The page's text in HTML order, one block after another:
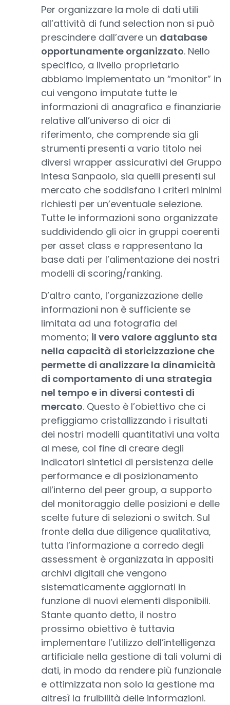
Per organizzare la mole di dati utili
all’attività di fund selection non si può
prescindere dall’avere un database
opportunamente organizzato. Nello
specifico, a livello proprietario
abbiamo implementato un “monitor” in
cui vengono imputate tutte le
informazioni di anagrafica e finanziarie
relative all’universo di oicr di
riferimento, che comprende sia gli
strumenti presenti a vario titolo nei
diversi wrapper assicurativi del Gruppo
Intesa Sanpaolo, sia quelli presenti sul
mercato che soddisfano i criteri minimi
richiesti per un’eventuale selezione.
Tutte le informazioni sono organizzate
suddividendo gli oicr in gruppi coerenti
per asset class e rappresentano la
base dati per l’alimentazione dei nostri
modelli di scoring/ranking.
D’altro canto, l’organizzazione delle
informazioni non è sufficiente se
limitata ad una fotografia del
momento; il vero valore aggiunto sta
nella capacità di storicizzazione che
permette di analizzare la dinamicità
di comportamento di una strategia
nel tempo e in diversi contesti di
mercato. Questo è l’obiettivo che ci
prefiggiamo cristallizzando i risultati
dei nostri modelli quantitativi una volta
al mese, col fine di creare degli
indicatori sintetici di persistenza delle
performance e di posizionamento
all’interno del peer group, a supporto
del monitoraggio delle posizioni e delle
scelte future di selezioni o switch. Sul
fronte della due diligence qualitativa,
tutta l’informazione a corredo degli
assessment è organizzata in appositi
archivi digitali che vengono
sistematicamente aggiornati in
funzione di nuovi elementi disponibili.
Stante quanto detto, il nostro
prossimo obiettivo è tuttavia
implementare l’utilizzo dell’intelligenza
artificiale nella gestione di tali volumi di
dati, in modo da rendere più funzionale
e ottimizzata non solo la gestione ma
altresì la fruibilità delle informazioni.